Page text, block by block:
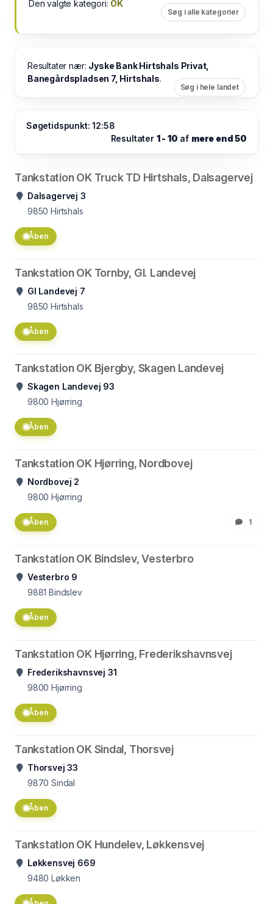
Den valgte kategori: OK
Søg i alle kategorier
Resultater nær: Jyske Bank Hirtshals Privat,
Banegårdspladsen 7, Hirtshals.
Søg i hele landet
Søgetidspunkt: 12:58
Resultater 1 - 10 af mere end 50
Tankstation OK Truck TD Hirtshals, Dalsagervej
Dalsagervej 3
9850 Hirtshals
Åben
Tankstation OK Tornby, Gl. Landevej
Gl Landevej 7
9850 Hirtshals
Åben
Tankstation OK Bjergby, Skagen Landevej
Skagen Landevej 93
9800 Hjørring
Åben
Tankstation OK Hjørring, Nordbovej
Nordbovej 2
9800 Hjørring
Åben 1
Tankstation OK Bindslev, Vesterbro
Vesterbro 9
9881 Bindslev
Åben
Tankstation OK Hjørring, Frederikshavnsvej
Frederikshavnsvej 31
9800 Hjørring
Åben
Tankstation OK Sindal, Thorsvej
Thorsvej 33
9870 Sindal
Åben
Tankstation OK Hundelev, Løkkensvej
Løkkensvej 669
9480 Løkken